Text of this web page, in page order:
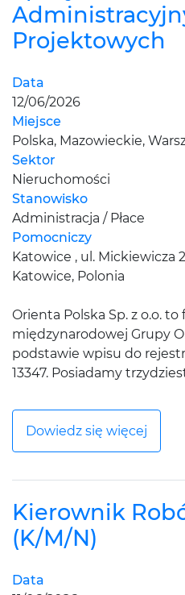
Projektowych
Data
12/06/2026
Miejsce
Polska, Mazowieckie,
Sektor
Nieruchomości
Stanowisko
Administracja / Płace
Pomocniczy
Katowice , ul. Mickiewicza
Katowice, Polonia
Orienta Polska Sp. z o.o.
międzynarodowej Grupy
podstawie wpisu do
13347. Posiadamy
Dowiedz się więcej
Kierownik
(K/M/N)
Data